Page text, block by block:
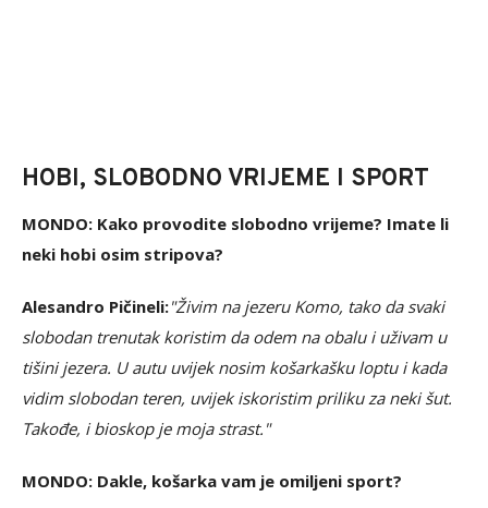
HOBI, SLOBODNO VRIJEME I SPORT
MONDO: Kako provodite slobodno vrijeme? Imate li
neki hobi osim stripova?
Alesandro Pičineli:"Živim na jezeru Komo, tako da svaki
slobodan trenutak koristim da odem na obalu i uživam u
tišini jezera. U autu uvijek nosim košarkašku loptu i kada
vidim slobodan teren, uvijek iskoristim priliku za neki šut.
Takođe, i bioskop je moja strast."
MONDO: Dakle, košarka vam je omiljeni sport?